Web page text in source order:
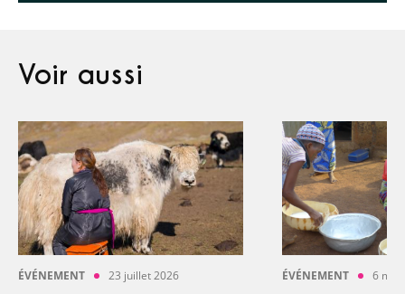
Voir aussi
ÉVÉNEMENT 23 juillet 2026 ÉVÉNEMENT 6 mai